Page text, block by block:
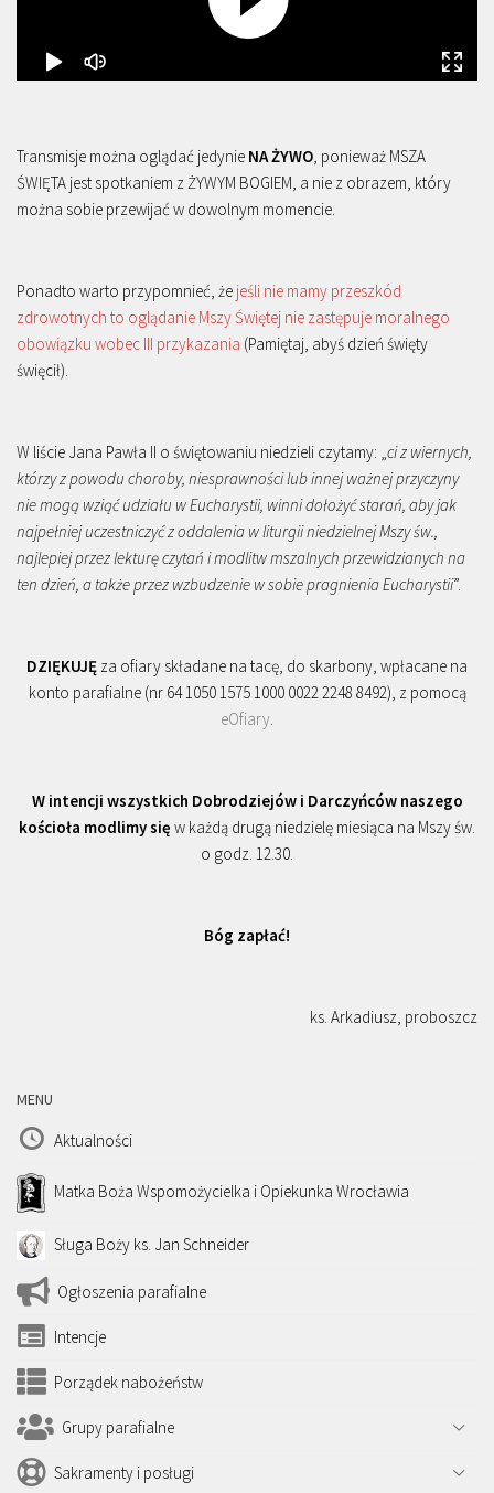
Transmisje można oglądać jedynie NA ŻYWO, ponieważ MSZA
ŚWIĘTA jest spotkaniem z ŻYWYM BOGIEM, a nie z obrazem, który
można sobie przewijać w dowolnym momencie.
Ponadto warto przypomnieć, że jeśli nie mamy przeszkód
zdrowotnych to oglądanie Mszy Świętej nie zastępuje moralnego
obowiązku wobec III przykazania (Pamiętaj, abyś dzień święty
święcił).
W liście Jana Pawła II o świętowaniu niedzieli czytamy: „ci z wiernych,
którzy z powodu choroby, niesprawności lub innej ważnej przyczyny
nie mogą wziąć udziału w Eucharystii, winni dołożyć starań, aby jak
najpełniej uczestniczyć z oddalenia w liturgii niedzielnej Mszy św.,
najlepiej przez lekturę czytań i modlitw mszalnych przewidzianych na
ten dzień, a także przez wzbudzenie w sobie pragnienia Eucharystii”.
DZIĘKUJĘ za ofiary składane na tacę, do skarbony, wpłacane na
konto parafialne (nr 64 1050 1575 1000 0022 2248 8492), z pomocą
eOfiary.
W intencji wszystkich Dobrodziejów i Darczyńców naszego
kościoła modlimy się w każdą drugą niedzielę miesiąca na Mszy św.
o godz. 12.30.
Bóg zapłać!
ks. Arkadiusz, proboszcz
MENU
Aktualności
Matka Boża Wspomożycielka i Opiekunka Wrocławia
Sługa Boży ks. Jan Schneider
Ogłoszenia parafialne
Intencje
Porządek nabożeństw
Grupy parafialne
Sakramenty i posługi